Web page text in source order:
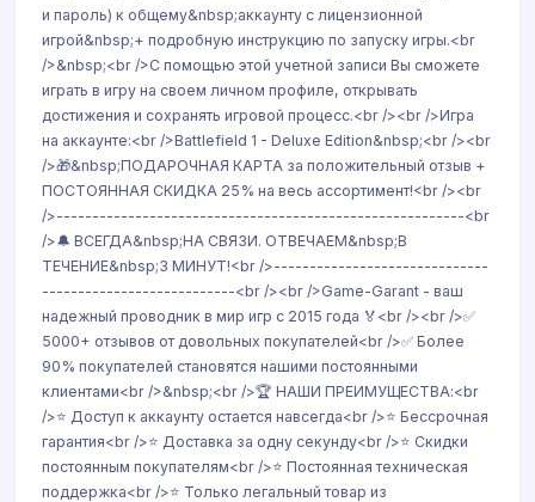
и пароль) к общему&nbsp;аккаунту с лицензионной
игрой&nbsp;+ подробную инструкцию по запуску игры.<br
/>&nbsp;<br />C помощью этой учетной записи Вы сможете
играть в игру на своем личном профиле, открывать
достижения и сохранять игровой процесс.<br /><br />Игра
на аккаунте:<br />Battlefield 1 - Deluxe Edition&nbsp;<br /><br
/>🎁&nbsp;ПОДАРОЧНАЯ КАРТА за положительный отзыв +
ПОСТОЯННАЯ СКИДКА 25% на весь ассортимент!<br /><br
/>---------------------------------------------------------<br
/>🔔 ВСЕГДА&nbsp;НА СВЯЗИ. ОТВЕЧАЕМ&nbsp;В
ТЕЧЕНИЕ&nbsp;3 МИНУТ!<br />------------------------------
---------------------------<br /><br />Game-Garant - ваш
надежный проводник в мир игр с 2015 года 🏅<br /><br />✅
5000+ отзывов от довольных покупателей<br />✅ Более
90% покупателей становятся нашими постоянными
клиентами<br />&nbsp;<br />🏆 НАШИ ПРЕИМУЩЕСТВА:<br
/>⭐ Доступ к аккаунту остается навсегда<br />⭐ Бессрочная
гарантия<br />⭐ Доставка за одну секунду<br />⭐ Скидки
постоянным покупателям<br />⭐ Постоянная техническая
поддержка<br />⭐ Только легальный товар из